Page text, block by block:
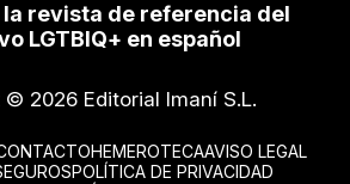
la revista de referencia del
LGTBIQ+ en español
© 2026 Editorial Imaní S.L.
HEMEROTECAAVISO LEGAL
POLÍTICA DE PRIVACIDAD